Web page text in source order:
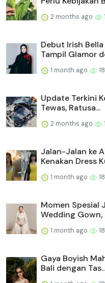
2 months ago
Debut Irish
Tampil Glamor
1 month ago
Update Terkini
Tewas, Ratusa...
2 months ago
Jalan-Jalan ke
Kenakan Dress
1 month ago
Momen Spesial
Wedding Gown,
1 month ago
Gaya Boyish
Bali dengan